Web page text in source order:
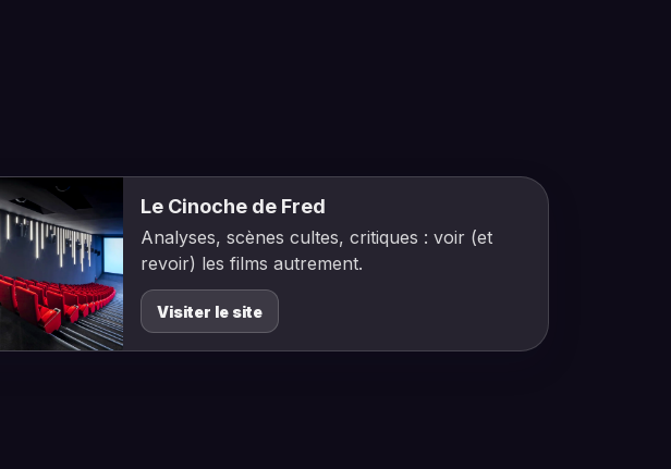
Le Cinoche de Fred
Analyses, scènes cultes, critiques : voir (et
revoir) les films autrement.
Visiter le site